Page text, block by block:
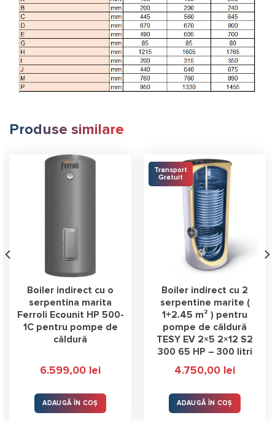
Produse similare
Boiler indirect cu o
serpentina marita
Ferroli Ecounit HP 500-
1C pentru pompe de
căldură
6.599,00 lei
ADAUGĂ ÎN COȘ
Transport
Gratuit
Boiler indirect cu 2
serpentine marite (
1+2.45 m² ) pentru
pompe de căldură
TESY EV 2×5 2×12 S2
300 65 HP – 300 litri
4.750,00 lei
ADAUGĂ ÎN COȘ